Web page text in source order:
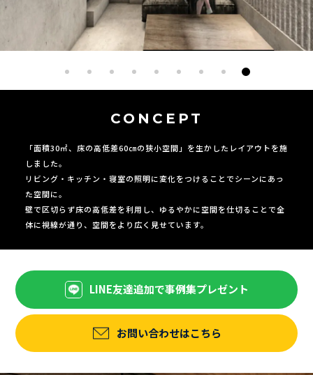
CONCEPT
「面積30㎡、床の高低差60㎝の狭小空間」を生かしたレイアウトを施
しました。
リビング・キッチン・寝室の照明に変化をつけることでシーンにあっ
た空間に。
壁で区切らず床の高低差を利用し、ゆるやかに空間を仕切ることで全
体に視線が通り、空間をより広く見せています。
LINE友達追加で事例集プレゼント
お問い合わせはこちら